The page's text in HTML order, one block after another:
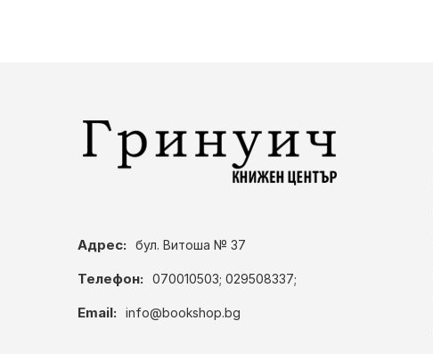
Адрес: бул. Витоша № 37
Телефон: 070010503; 029508337;
Email: info@bookshop.bg